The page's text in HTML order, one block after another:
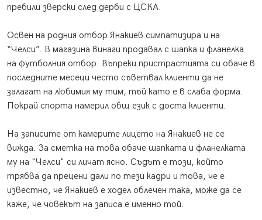
пребили зверски след дерби с ЦСКА.
Освен на родния отбор Янакиев симпатизира и на
“Челси”. В магазина винаги продавал с шапка и фланелка
на футболния отбор. Въпреки пристрастията си обаче в
последните месеци често съветвал клиенти да не
залагат на любимия му тим, тъй като е в слаба форма.
Покрай спорта намерил общ език с доста клиенти.
На записите от камерите лицето на Янакиев не се
вижда. За сметка на това обаче шапката и фланелката
му на "Челси" си личат ясно. Съдът е този, който
трябва да прецени дали по тези кадри и това, че е
известно, че Янакиев е ходел облечен така, може да се
каже, че човекът на записа е именно той.